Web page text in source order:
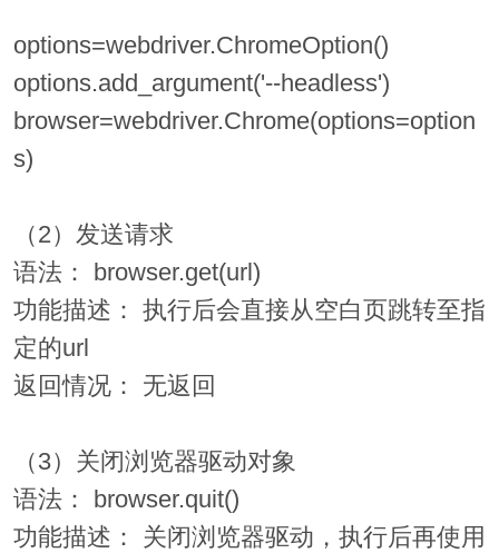
options=webdriver.ChromeOption()
options.add_argument('--headless')
browser=webdriver.Chrome(options=option
s)
（2）发送请求
语法： browser.get(url)
功能描述： 执行后会直接从空白页跳转至指
定的url
返回情况： 无返回
（3）关闭浏览器驱动对象
语法： browser.quit()
功能描述： 关闭浏览器驱动，执行后再使用